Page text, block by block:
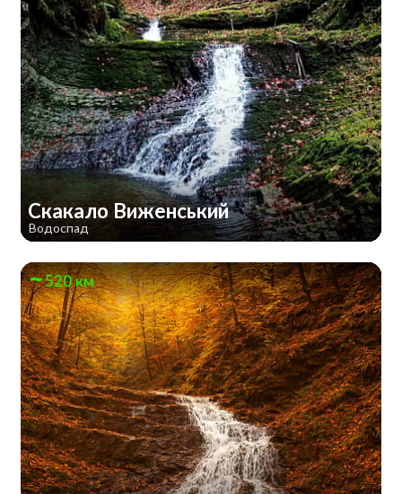
Скакало Виженський
Водоспад
520 км